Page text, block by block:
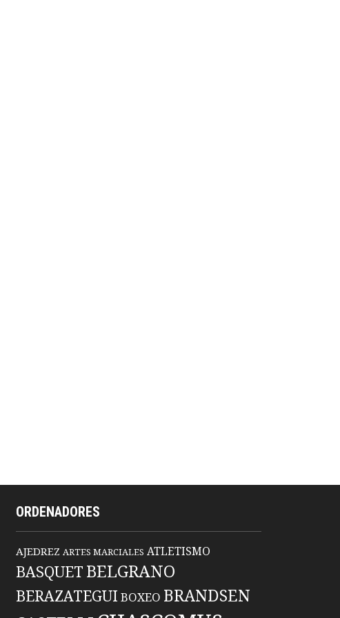
ORDENADORES
AJEDREZ ARTES MARCIALES ATLETISMO
BASQUET BELGRANO
BERAZATEGUIBOXEO BRANDSEN